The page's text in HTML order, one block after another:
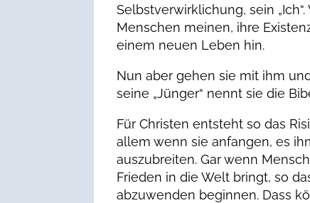
Selbstverwirklichung, sein
Menschen meinen, ihre
einem neuen Leben hin.
Nun aber gehen sie mit ihm
seine „Jünger“ nennt sie die
Für Christen entsteht so das
allem wenn sie anfangen, es
auszubreiten. Gar wenn
Frieden in die Welt bringt, so
abzuwenden beginnen. Dass